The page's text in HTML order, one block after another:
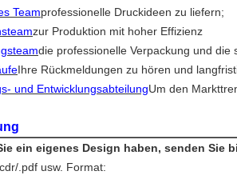
Teamprofessionelle Druckideen zu liefern;
zur Produktion mit hoher Effizienz
die professionelle Verpackung und
Ihre Rückmeldungen zu hören und
und EntwicklungsabteilungUm den
ein eigenes Design haben, senden Sie
.pdf usw. Format: